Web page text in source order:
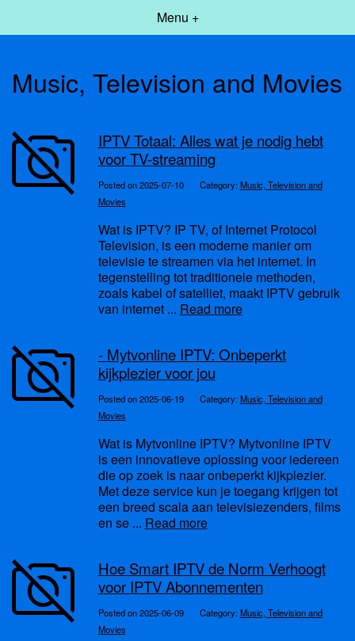
Menu +
Music, Television and Movies
IPTV Totaal: Alles wat je nodig hebt
voor TV-streaming
Posted on 2025-07-10 Category:Music, Television and
Movies
Wat is IPTV? IP TV, of Internet Protocol
Television, is een moderne manier om
televisie te streamen via het internet. In
tegenstelling tot traditionele methoden,
zoals kabel of satelliet, maakt IPTV gebruik
van internet ... Read more
- Mytvonline IPTV: Onbeperkt
kijkplezier voor jou
Posted on 2025-06-19 Category:Music, Television and
Movies
Wat is Mytvonline IPTV? Mytvonline IPTV
is een innovatieve oplossing voor iedereen
die op zoek is naar onbeperkt kijkplezier.
Met deze service kun je toegang krijgen tot
een breed scala aan televisiezenders, films
en se ... Read more
Hoe Smart IPTV de Norm Verhoogt
voor IPTV Abonnementen
Posted on 2025-06-09 Category:Music, Television and
Movies